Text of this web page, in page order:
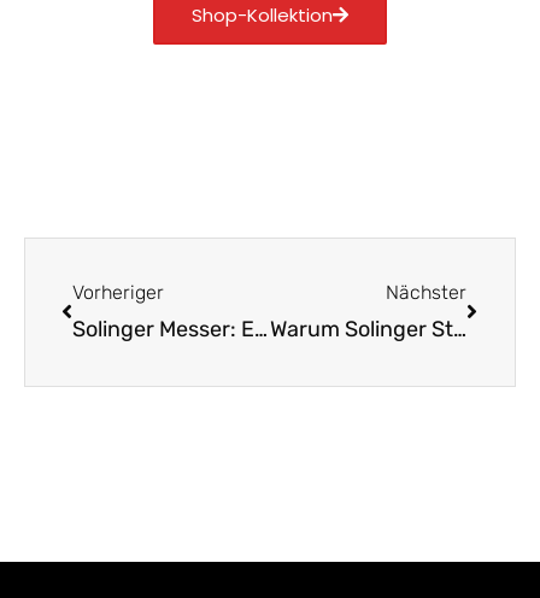
Shop-Kollektion
Vorheriger
Solinger Messer: Ein Begleiter fürs Leben entdecken
Nächster
Warum Solinger Stahl wirklich einzigartig ist